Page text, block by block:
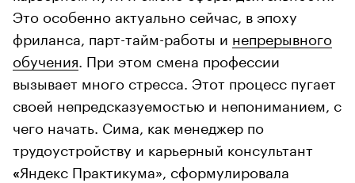
Это особенно актуально сейчас, в эпоху
фриланса, парт-тайм-работы и непрерывного
обучения . При этом смена профессии
вызывает много стресса. Этот процесс пугает
своей непредсказуемостью и непониманием, с
чего начать. Сима, как менеджер по
трудоустройству и карьерный консультант
«Яндекс Практикума», сформулировала